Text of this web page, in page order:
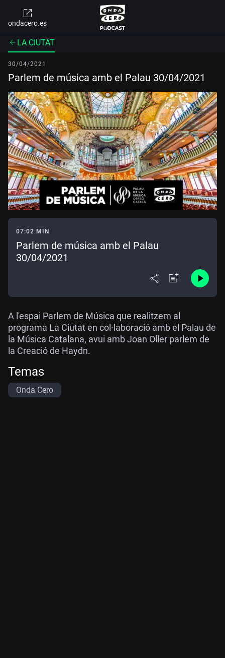
ondacero.es
LA CIUTAT
30/04/2021
Parlem de música amb el Palau 30/04/2021
07:02 MIN
Parlem de música amb el Palau
30/04/2021
A l'espai Parlem de Música que realitzem al
programa La Ciutat en col·laboració amb el Palau de
la Música Catalana, avui amb Joan Oller parlem de
la Creació de Haydn.
Temas
Onda Cero